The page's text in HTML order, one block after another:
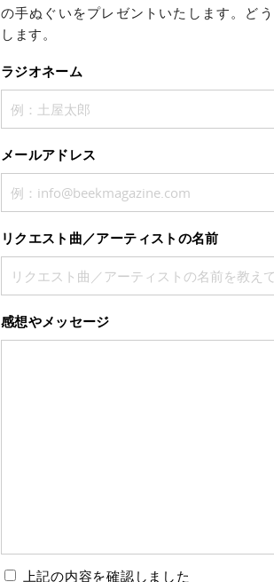
の手ぬぐいをプレゼントいたします。ど
します。
ラジオネーム
メールアドレス
リクエスト曲／アーティストの名前
感想やメッセージ
上記の内容を確認しました